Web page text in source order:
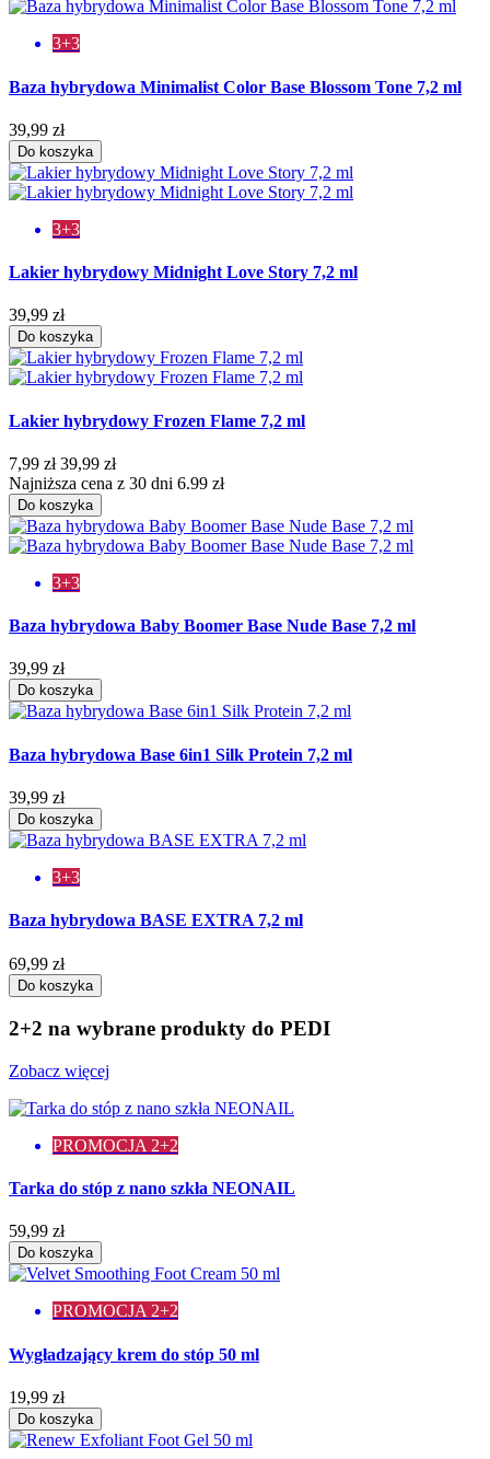
3+3
Baza hybrydowa Minimalist Color Base Blossom Tone 7,2 ml
39,99 zł
Do koszyka
3+3
Lakier hybrydowy Midnight Love Story 7,2 ml
39,99 zł
Do koszyka
Lakier hybrydowy Frozen Flame 7,2 ml
7,99 zł39,99 zł
Najniższa cena z 30 dni 6.99 zł
Do koszyka
3+3
Baza hybrydowa Baby Boomer Base Nude Base 7,2 ml
39,99 zł
Do koszyka
Baza hybrydowa Base 6in1 Silk Protein 7,2 ml
39,99 zł
Do koszyka
3+3
Baza hybrydowa BASE EXTRA 7,2 ml
69,99 zł
Do koszyka
2+2 na wybrane produkty do PEDI
Zobacz więcej
PROMOCJA 2+2
Tarka do stóp z nano szkła NEONAIL
59,99 zł
Do koszyka
PROMOCJA 2+2
Wygładzający krem do stóp 50 ml
19,99 zł
Do koszyka